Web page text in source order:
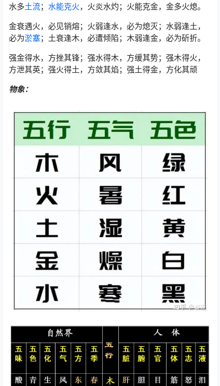
水多土流； 水能克火，火炎水灼；火能克金，金多火熄。
金衰遇火，必见销熔；火弱逢水，必为熄灭；水弱逢土，
必为淤塞；土衰逢木，必遭倾陷；木弱逢金，必为斫折。
强金得水，方挫其锋；强水得木，方缓其势；强木得火，
方泄其英；强火得土，方敛其焰；强土得金，方化其顽
物象：